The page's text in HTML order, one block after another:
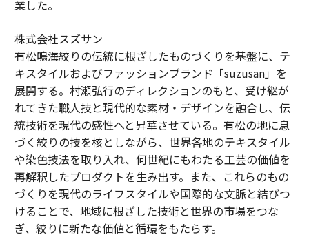
業した。
株式会社スズサン
有松鳴海絞りの伝統に根ざしたものづくりを基盤に、テ
キスタイルおよびファッションブランド「suzusan」を
展開する。村瀬弘行のディレクションのもと、受け継が
れてきた職人技と現代的な素材・デザインを融合し、伝
統技術を現代の感性へと昇華させている。有松の地に息
づく絞りの技を核としながら、世界各地のテキスタイル
や染色技法を取り入れ、何世紀にもわたる工芸の価値を
再解釈したプロダクトを生み出す。また、これらのもの
づくりを現代のライフスタイルや国際的な文脈と結びつ
けることで、地域に根ざした技術と世界の市場をつな
ぎ、絞りに新たな価値と循環をもたらす。